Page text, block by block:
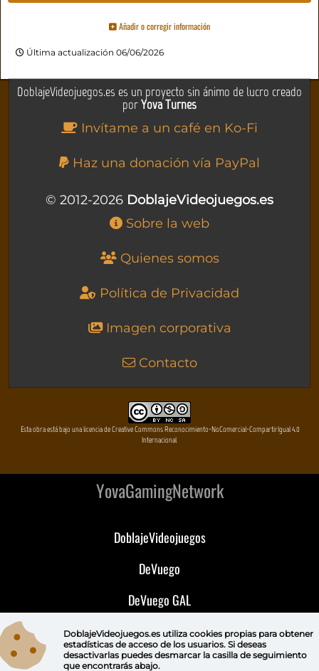
Añadir o corregir información
Última actualización 06/06/2026
DoblajeVideojuegos.es es un proyecto sin ánimo de lucro creado
porYova Turnes
Invítame a un café en Ko-Fi
Haz una donación vía PayPal
© 2012-2026 DoblajeVideojuegos.es
Sobre la web
Quienes somos
Política de Privacidad
Imagen corporativa
Contacto
Esta obra está bajo una licencia de Creative Commons Reconocimiento-NoComercial-CompartirIgual 4.0
Internacional
YovaGamingNetwork
DoblajeVideojuegos
DeVuego
DeVuego GAL
DeVuego LATAM
DeVuego Portugal
DoblajeVideojuegos.es utiliza cookies propiaspara obtener
estadísticas de acceso de los usuarios. Si deseas
desactivarlas puedes desmarcar la casilla de seguimiento
que encontrarás abajo.